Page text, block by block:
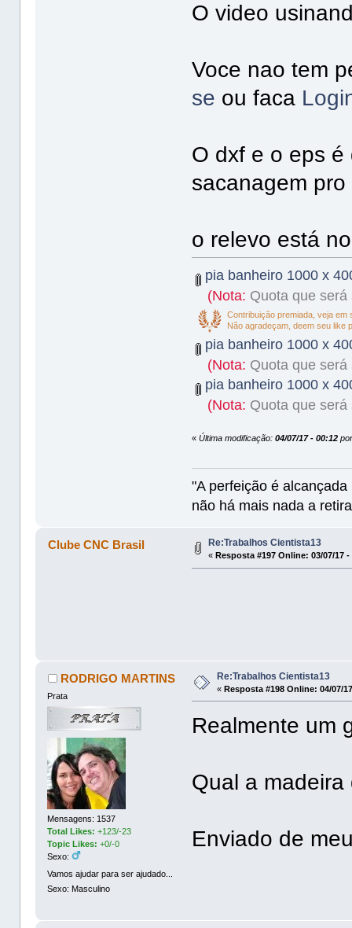
O video
Voce nao tem
se ou faca
O dxf e o eps
sacanagem
o relevo está
pia banheiro 1000 x
(Nota: Quota que
Contribuição premiada, veja em
Não agradeçam, deem seu like
pia banheiro 1000 x
(Nota: Quota que
pia banheiro 1000 x
(Nota: Quota que
«Última modificação:04/07/17 - 00:12
"A perfeição é
não há mais nada a
Clube CNC Brasil Re:Trabalhos Cientista13
« Resposta #197 Online: 03/07/17
RODRIGO MARTINS
Prata
Mensagens: 1537
Total Likes:+123/-23
Topic Likes: +0/-0
Sexo:
Vamos ajudar para ser ajudado...
Sexo: Masculino
Re:Trabalhos Cientista13
«Resposta #198 Online: 04/07/
Realmente um
Qual a madeira
Enviado de